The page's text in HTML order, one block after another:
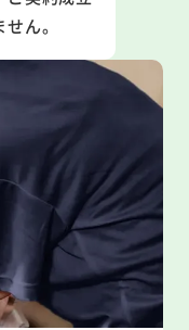
ん。